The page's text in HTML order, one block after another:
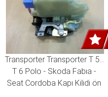
Transporter Transporter T 5 -
T 6 Polo - Skoda Fabıa -
Seat Cordoba Kapı Kilidi ön